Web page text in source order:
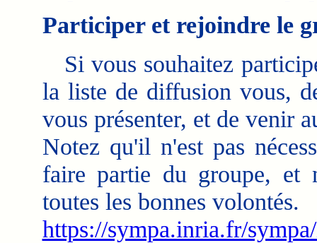
Participer et rejoindre le
Si vous souhaitez
la liste de diffusion vous,
vous présenter, et de venir
Notez qu'il n'est pas
faire partie du groupe, et
toutes les bonnes volontés.
https://sympa.inria.fr/